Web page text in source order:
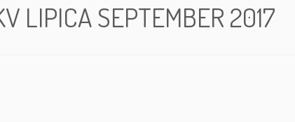
LIPICA SEPTEMBER 2017